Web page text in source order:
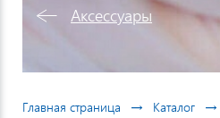
Аксессуары
Главная страница → Каталог →